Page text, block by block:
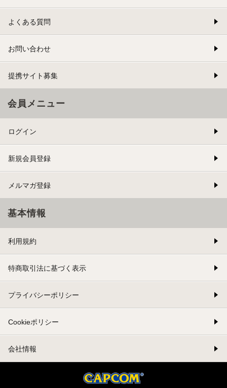
よくある質問
お問い合わせ
提携サイト募集
会員メニュー
ログイン
新規会員登録
メルマガ登録
基本情報
利用規約
特商取引法に基づく表示
プライバシーポリシー
Cookieポリシー
会社情報